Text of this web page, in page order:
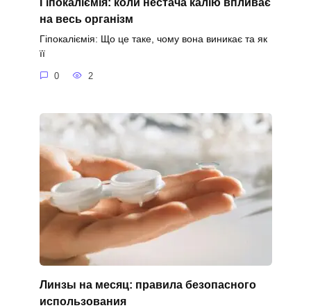
Гіпокаліємія: коли нестача калію впливає
на весь організм
Гіпокаліємія: Що це таке, чому вона виникає та як
її
0 2
Линзы на месяц: правила безопасного
использования